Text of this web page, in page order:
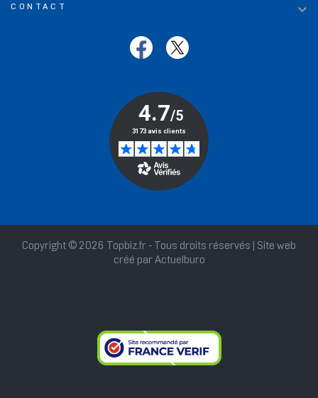
CONTACT 
Copyright © 2026 Topbiz.fr - Tous droits réservés | Site web
créé par Actuelburo